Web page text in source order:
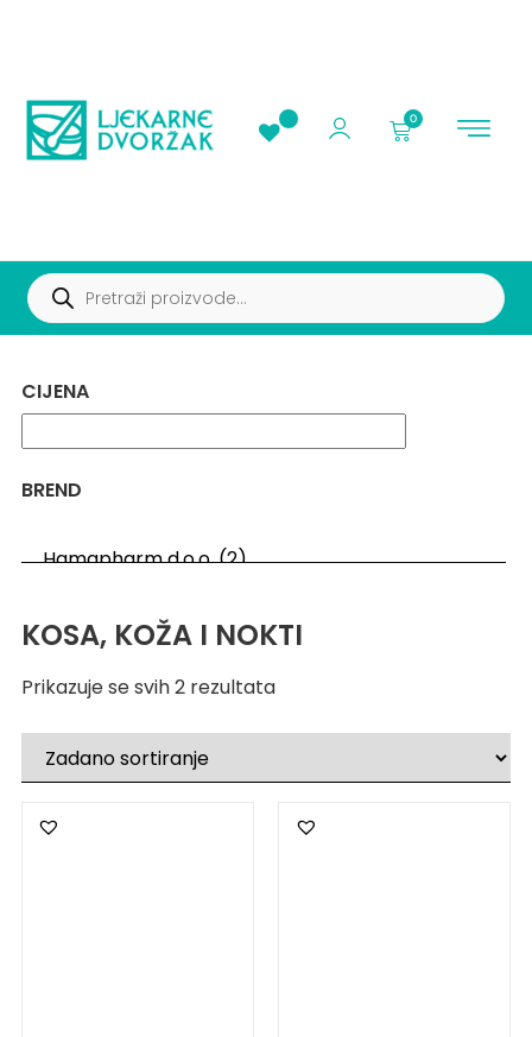
0
CIJENA
BREND
KOSA, KOŽA I NOKTI
Prikazuje se svih 2 rezultata